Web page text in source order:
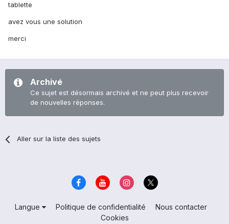
tablette
avez vous une solution
merci
Archivé
Ce sujet est désormais archivé et ne peut plus recevoir
de nouvelles réponses.
Aller sur la liste des sujets
Langue Politique de confidentialité
Nous contacter
Cookies